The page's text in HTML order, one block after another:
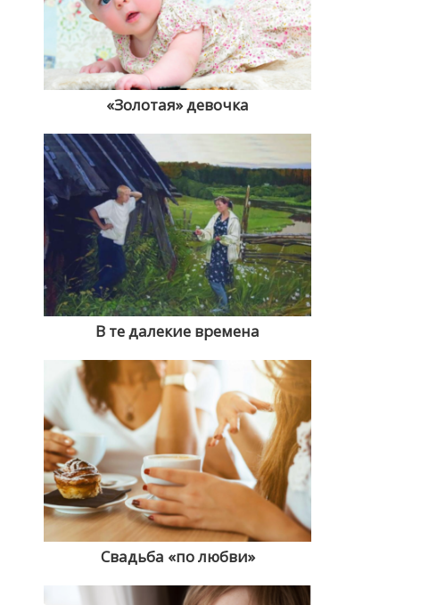
«Золотая» девочка
В те далекие времена
Свадьба «по любви»